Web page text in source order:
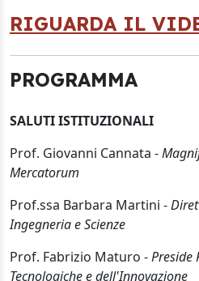
RIGUARDA IL
PROGRAMMA
SALUTI ISTITUZIONALI
Prof. Giovanni Cannata -
Mercatorum
Prof.ssa Barbara Martini -
Ingegneria e Scienze
Prof. Fabrizio Maturo -Preside
Tecnologiche e dell'Innovazione